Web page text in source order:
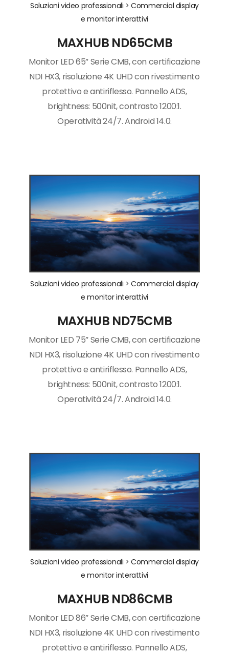
Soluzioni video professionali >Commercial display
e monitor interattivi
MAXHUB ND65CMB
Monitor LED 65” Serie CMB, con certificazione
NDI HX3, risoluzione 4K UHD con rivestimento
protettivo e antiriflesso. Pannello ADS,
brightness: 500nit, contrasto 1200:1.
Operatività 24/7. Android 14.0.
Soluzioni video professionali >Commercial display
e monitor interattivi
MAXHUB ND75CMB
Monitor LED 75” Serie CMB, con certificazione
NDI HX3, risoluzione 4K UHD con rivestimento
protettivo e antiriflesso. Pannello ADS,
brightness: 500nit, contrasto 1200:1.
Operatività 24/7. Android 14.0.
Soluzioni video professionali >Commercial display
e monitor interattivi
MAXHUB ND86CMB
Monitor LED 86” Serie CMB, con certificazione
NDI HX3, risoluzione 4K UHD con rivestimento
protettivo e antiriflesso. Pannello ADS,